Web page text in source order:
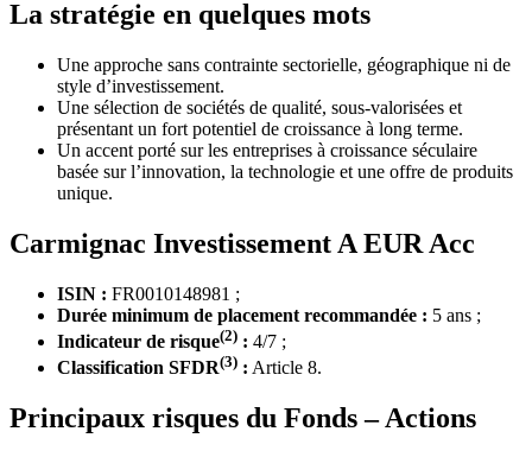
La stratégie en quelques mots
Une approche sans contrainte sectorielle, géographique ni de
style d’investissement.
Une sélection de sociétés de qualité, sous-valorisées et
présentant un fort potentiel de croissance à long terme.
Un accent porté sur les entreprises à croissance séculaire
basée sur l’innovation, la technologie et une offre de produits
unique.
Carmignac Investissement A EUR Acc
ISIN : FR0010148981 ;
Durée minimum de placement recommandée : 5 ans ;
Indicateur de risque(2) : 4/7 ;
Classification SFDR(3) : Article 8.
Principaux risques du Fonds – Actions